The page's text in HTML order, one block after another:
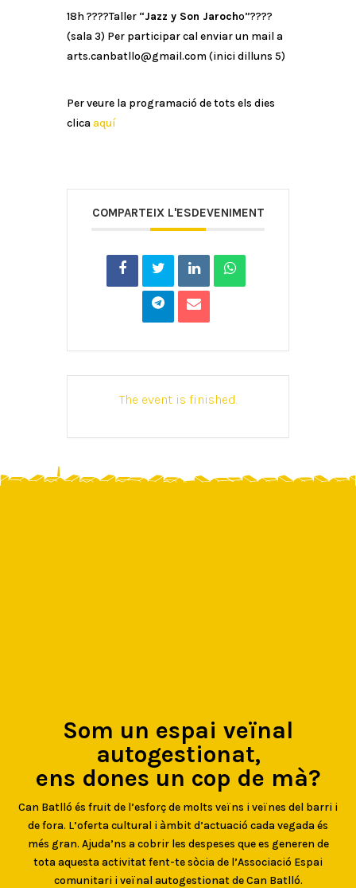
18h ????Taller “Jazz y Son Jarocho”????
(sala 3) Per participar cal enviar un mail a
arts.canbatllo@gmail.com (inici dilluns 5)
Per veure la programació de tots els dies
clica aquí
COMPARTEIX L'ESDEVENIMENT
The event is finished.
Som un espai veïnal
autogestionat,
ens dones un cop de mà?
Can Batlló és fruit de l’esforç de molts veïns i veïnes del barri i
de fora. L’oferta cultural i àmbit d’actuació cada vegada és
més gran. Ajuda’ns a cobrir les despeses que es generen de
tota aquesta activitat fent-te sòcia de l’Associació Espai
comunitari i veïnal autogestionat de Can Batlló.